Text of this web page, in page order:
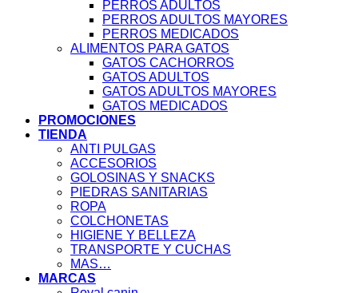
PERROS ADULTOS
PERROS ADULTOS MAYORES
PERROS MEDICADOS
ALIMENTOS PARA GATOS
GATOS CACHORROS
GATOS ADULTOS
GATOS ADULTOS MAYORES
GATOS MEDICADOS
PROMOCIONES
TIENDA
ANTI PULGAS
ACCESORIOS
GOLOSINAS Y SNACKS
PIEDRAS SANITARIAS
ROPA
COLCHONETAS
HIGIENE Y BELLEZA
TRANSPORTE Y CUCHAS
MAS…
MARCAS